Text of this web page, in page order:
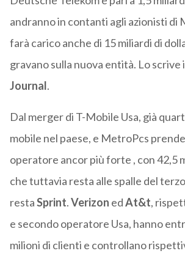
andranno in contanti agli azionisti di
farà carico anche di 15 miliardi di
gravano sulla nuova entità. Lo scrive
Journal.
Dal merger di T-Mobile Usa, già
mobile nel paese, e MetroPcs
operatore ancor più forte , con 42,5
che tuttavia resta alle spalle del
restaSprint.Verizon edAt&t,
e secondo operatore Usa, hanno
milioni di clienti e controllano